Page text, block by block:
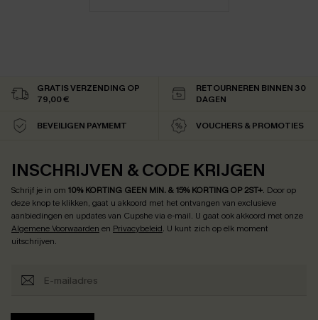
GRATIS VERZENDING OP
79,00 €
RETOURNEREN BINNEN 30
DAGEN
BEVEILIGEN PAYMEMT VOUCHERS & PROMOTIES
INSCHRIJVEN & CODE KRIJGEN
Schrijf je in om 10% KORTING GEEN MIN. & 15% KORTING OP 2ST+. Door op
deze knop te klikken, gaat u akkoord met het ontvangen van exclusieve
aanbiedingen en updates van Cupshe via e-mail. U gaat ook akkoord met onze
Algemene Voorwaarden en Privacybeleid. U kunt zich op elk moment
uitschrijven.